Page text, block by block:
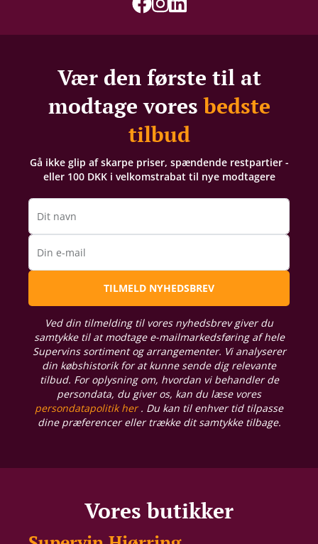
Vær den første til at
modtage voresbedste
tilbud
Gå ikke glip af skarpe priser, spændende restpartier -
eller 100 DKK i velkomstrabat til nye modtagere
Dit navn
Din e-mail
TILMELD NYHEDSBREV
Ved din tilmelding til vores nyhedsbrev giver du
samtykke til at modtage e-mailmarkedsføring af hele
Supervins sortiment og arrangementer. Vi analyserer
din købshistorik for at kunne sende dig relevante
tilbud. For oplysning om, hvordan vi behandler de
persondata, du giver os, kan du læse vores
persondatapolitik her. Du kan til enhver tid tilpasse
dine præferencer eller trække dit samtykke tilbage.
Vores butikker